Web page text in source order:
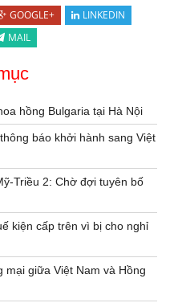
GOOGLE+
LINKEDIN
MAIL
hồng Bulgaria tại Hà Nội
báo khởi hành sang Việt
Triều 2: Chờ đợi tuyên bố
kiện cấp trên vì bị cho nghỉ
giữa Việt Nam và Hồng